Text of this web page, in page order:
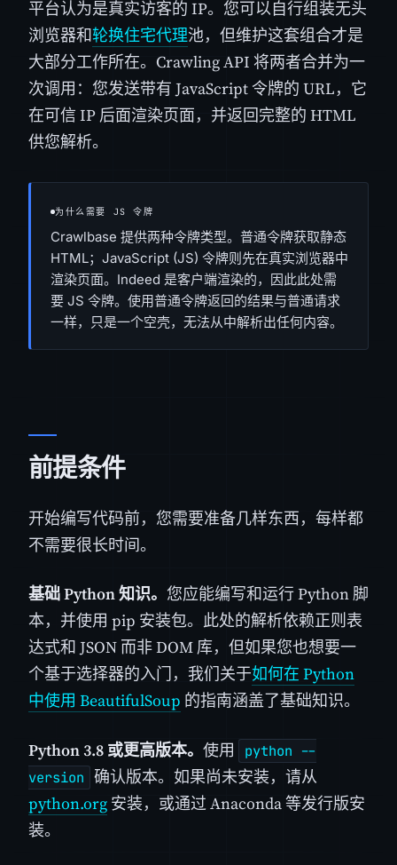
平台认为是真实访客的 IP。您可以自行组装无头
浏览器和轮换住宅代理池，但维护这套组合才是
大部分工作所在。Crawling API 将两者合并为一
次调用：您发送带有 JavaScript 令牌的 URL，它
在可信 IP 后面渲染页面，并返回完整的 HTML
供您解析。
为什么需要 JS 令牌
Crawlbase 提供两种令牌类型。普通令牌获取静态
HTML；JavaScript (JS) 令牌则先在真实浏览器中
渲染页面。Indeed 是客户端渲染的，因此此处需
要 JS 令牌。使用普通令牌返回的结果与普通请求
一样，只是一个空壳，无法从中解析出任何内容。
前提条件
开始编写代码前，您需要准备几样东西，每样都
不需要很长时间。
基础 Python 知识。 您应能编写和运行 Python 脚
本，并使用 pip 安装包。此处的解析依赖正则表
达式和 JSON 而非 DOM 库，但如果您也想要一
个基于选择器的入门，我们关于如何在 Python
中使用 BeautifulSoup 的指南涵盖了基础知识。
Python 3.8 或更高版本。 使用
python --
version 确认版本。如果尚未安装，请从
python.org 安装，或通过 Anaconda 等发行版安
装。